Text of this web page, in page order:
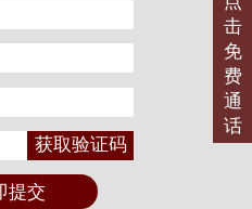
获取验证码
提交
击
免
费
通
话